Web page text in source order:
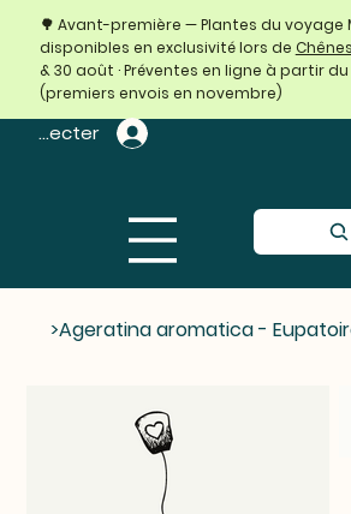
connecter
🌳 Avant-première — Plantes du voyage
disponibles en exclusivité lors de
& 30 août · Préventes en ligne à partir
(premiers envois en novembre)
>Ageratina aromatica -